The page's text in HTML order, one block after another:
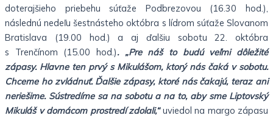
doterajšieho priebehu súťaže Podbrezovou (16.30 hod.),
následnú nedeľu šestnásteho októbra s lídrom súťaže Slovanom
Bratislava (19.00 hod.) a aj ďalšiu sobotu 22. októbra
s Trenčínom (15.00 hod.). „Pre náš to budú veľmi dôležité
zápasy. Hlavne ten prvý s Mikulášom, ktorý nás čaká v sobotu.
Chceme ho zvládnuť. Ďalšie zápasy, ktoré nás čakajú, teraz ani
neriešime. Sústredíme sa na sobotu a na to, aby sme Liptovský
Mikuláš v domácom prostredí zdolali,“uviedol na margo zápasu